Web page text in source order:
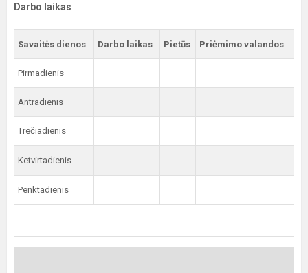
Darbo laikas
Savaitės dienos Darbo laikas Pietūs Priėmimo valandos
Pirmadienis
Antradienis
Trečiadienis
Ketvirtadienis
Penktadienis